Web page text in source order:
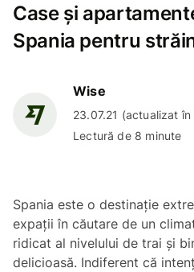
Case și
Spania pentru
Wise
23.07.21 (actualizat
Lectură de 8 minute
Spania este o destinație
expații în căutare de un
ridicat al nivelului de trai și
delicioasă. Indiferent că